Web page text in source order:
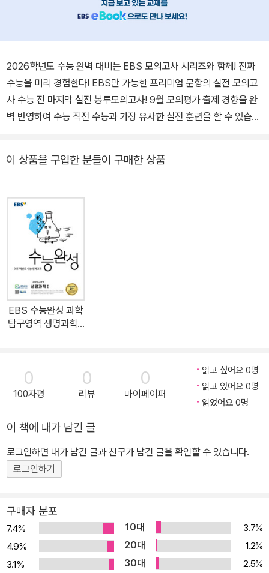
2026학년도 수능 완벽 대비는 EBS 모의고사 시리즈와 함께! 진짜
수능을 미리 경험한다! EBS만 가능한 프리미엄 문항의 실전 모의고
사 수능 전 마지막 실전 봉투모의고사! 9월 모의평가 출제 경향을 완
벽 반영하여 수능 직전 수능과 가장 유사한 실전 훈련을 할 수 있습니
OMR 카드가 동봉되어 있습니다. ‘EBSi’에서 100% 무료 강의 제
습니다. 단 한 번의 수능을 위한! 《신규 문항 100% EBS 모의고사
시리즈》 (1) FINAL 실전 모의고사 → 만점마무리 봉투모의고사 시
즌1 → 만점마무리 봉투모의고사 시즌2 → 만점마무리 봉투모의고사
고난도 Hyper → 수능 직전보강 클리어 봉투모의고사 (2) EBS eB
ook 전용 모의고사 '버티컬 모의고사' 시즌1~4 (6~9월 매달 발행)
이 상품을 구입한 분들이 구매한 상품
EBS 수능완성 과학
탐구영역 생명과학 1
0
100자평
0
리뷰
0
마이페이퍼
읽고 싶어요 0명
읽고 있어요 0명
읽었어요 0명
이 책에 내가 남긴 글
로그인하면 내가 남긴 글과 친구가 남긴 글을 확인할 수 있습니다.
로그인하기
구매자 분포
7.4% 10대
3.7%
4.9%
20대
1.2%
3.1%
30대
2.5%